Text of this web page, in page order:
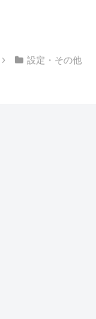
設定・その他